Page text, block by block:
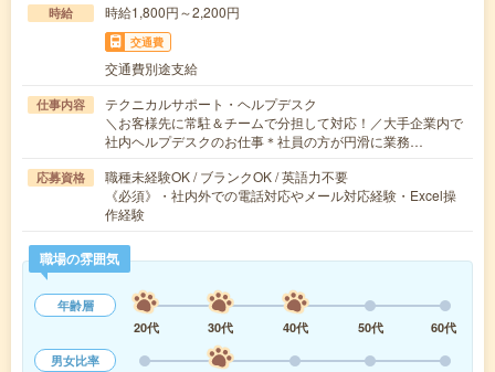
時給 時給1,800円～2,200円
交通費
交通費別途支給
仕事内容
テクニカルサポート・ヘルプデスク
＼お客様先に常駐＆チームで分担して対応！／大手企業内で
社内ヘルプデスクのお仕事＊社員の方が円滑に業務…
応募資格
職種未経験OK / ブランクOK / 英語力不要
《必須》・社内外での電話対応やメール対応経験・Excel操
作経験
職場の雰囲気
年齢層
20代
30代 40代 50代
60代
男女比率